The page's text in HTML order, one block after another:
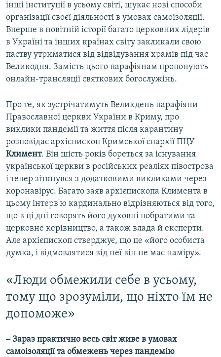
інші інституції в усьому світі, шукає нові способи
організації своєї діяльності в умовах самоізоляції.
Вперше в новітній історії багато церковних лідерів
в Україні та інших країнах світу закликали свою
паству утриматися від відвідування храмів під час
Великодня. Замість цього парафіянам пропонують
онлайн-трансляції святкових богослужінь.
Про те, як зустрічатимуть Великдень парафіяни
Православної церкви України в Криму, про
виклики пандемії та життя після карантину
розповідає архієпископ Кримської єпархії ПЦУ
Климент. Він шість років бореться за існування
української церкви в російських реаліях півострова
і тепер зіткнувся з додатковими викликами через
коронавірус. Багато заяв архієпископа Климента в
цьому інтерв'ю кардинально відрізняються від того,
що в ці дні говорять його духовні побратими та
церковне керівництво, а також влада й експерти.
Але архієпископ стверджує, що це «його особиста
думка, і відмовлятися від неї він не має наміру».
«Люди обмежили себе в усьому,
тому що зрозуміли, що ніхто їм не
допоможе»
‒ Зараз практично весь світ живе в умовах
самоізоляції та обмежень через пандемію